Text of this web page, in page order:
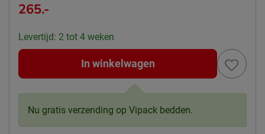
265.-
Levertijd: 2 tot 4 weken
In winkelwagen
Nu gratis verzending op Vipack bedden.